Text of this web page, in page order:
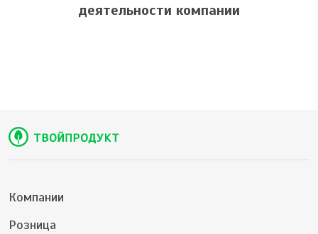
деятельности компании
Компании
Розница